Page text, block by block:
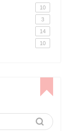
10
3
14
10